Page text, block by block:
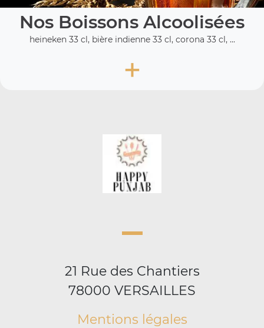
Nos Boissons Alcoolisées
heineken 33 cl, bière indienne 33 cl, corona 33 cl, ...
+
21 Rue des Chantiers
78000 VERSAILLES
Mentions légales